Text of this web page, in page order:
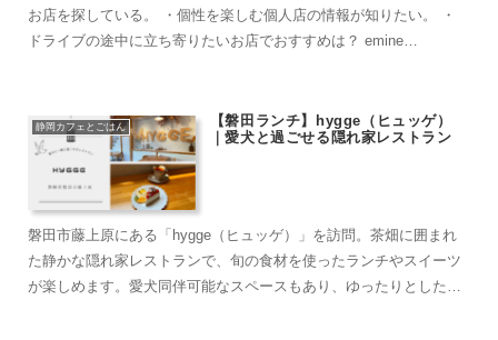
お店を探している。 ・個性を楽しむ個人店の情報が知りたい。 ・
ドライブの途中に立ち寄りたいお店でおすすめは？ emine
静岡カフェとごはん
【磐田ランチ】hygge（ヒュッゲ）
｜愛犬と過ごせる隠れ家レストラン
磐田市藤上原にある「hygge（ヒュッゲ）」を訪問。茶畑に囲まれ
た静かな隠れ家レストランで、旬の食材を使ったランチやスイーツ
が楽しめます。愛犬同伴可能なスペースもあり、ゆったりとした時